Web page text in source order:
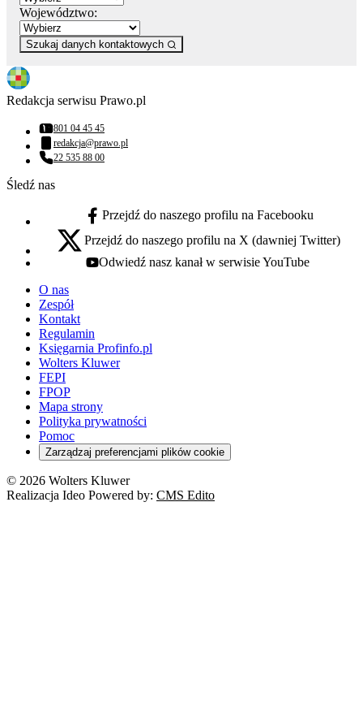
Województwo:
Szukaj danych kontaktowych
Redakcja serwisu Prawo.pl
Numer telefonu:
801 04 45 45
Adres email:
redakcja@prawo.pl
Numer telefonu:
22 535 88 00
Śledź nas
facebook - otwiera się w nowej karcie
Przejdź do naszego profilu na Facebooku
x - otwiera się w nowej karcie
Przejdź do naszego profilu na X (dawniej Twitter)
youtube - otwiera się w nowej karcie
Odwiedź nasz kanał w serwisie YouTube
O nas
Zespół
Kontakt
Regulamin
Księgarnia Profinfo.pl
Wolters Kluwer
FEPI
FPOP
Mapa strony
Polityka prywatności
Pomoc
Zarządzaj preferencjami plików cookie
© 2026 Wolters Kluwer
Realizacja Ideo Powered by: CMS Edito